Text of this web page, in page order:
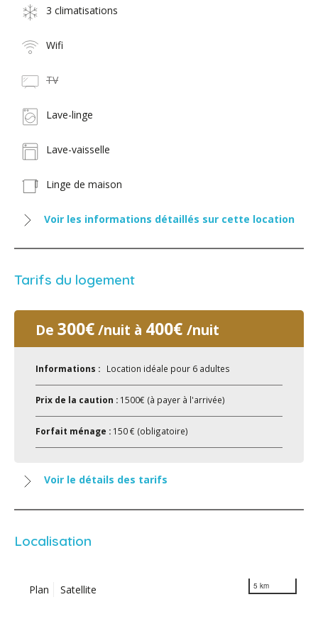
3 climatisations
Wifi
TV
Lave-linge
Lave-vaisselle
Linge de maison
Voir les informations détaillés sur cette location
Tarifs du logement
De 300€/nuit à 400€ /nuit
Informations : Location idéale pour 6 adultes
Prix de la caution : 1500€ (à payer à l'arrivée)
Forfait ménage : 150 € (obligatoire)
Voir le détails des tarifs
Localisation
Plan Satellite 5 km